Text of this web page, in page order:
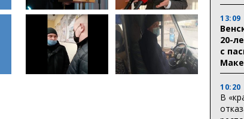
13:09
20-
с
10:20
В